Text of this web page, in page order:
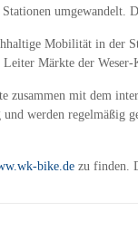
umgewandelt.
Mobilität in der
Märkte der
zusammen mit dem
werden regelmäßig
bike.de zu finden.